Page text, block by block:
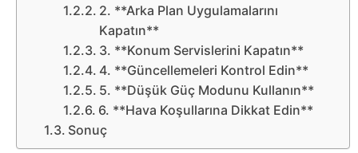
Film
Diğer
Sosyal
Medyalar
2. **Arka Plan Uygulamalarını
Kapatın**
3. **Konum Servislerini Kapatın**
4. **Güncellemeleri Kontrol Edin**
5. **Düşük Güç Modunu Kullanın**
6. **Hava Koşullarına Dikkat Edin**
Sonuç